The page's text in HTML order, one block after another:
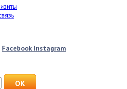
Facebook Instagram
OK